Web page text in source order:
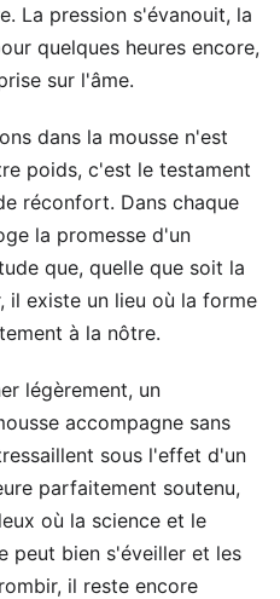
La pression s'évanouit, la
quelques heures encore,
sur l'âme.
dans la mousse n'est
poids, c'est le testament
réconfort. Dans chaque
la promesse d'un
que, quelle que soit la
il existe un lieu où la forme
à la nôtre.
légèrement, un
accompagne sans
sous l'effet d'un
parfaitement soutenu,
où la science et le
peut bien s'éveiller et les
il reste encore